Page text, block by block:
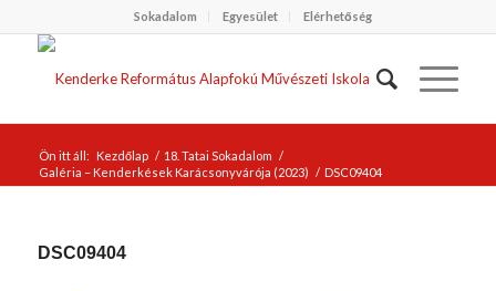
Sokadalom Egyesület Elérhetőség
Ön itt áll: Kezdőlap / 18. Tatai Sokadalom /
Galéria – Kenderkések Karácsonyvárója (2023) / DSC09404
DSC09404